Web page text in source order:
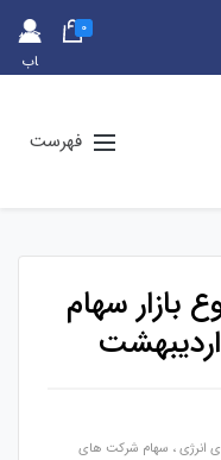
حس
اب
0
فهرست
بازار سهام
انرژی، سهام شرکت های